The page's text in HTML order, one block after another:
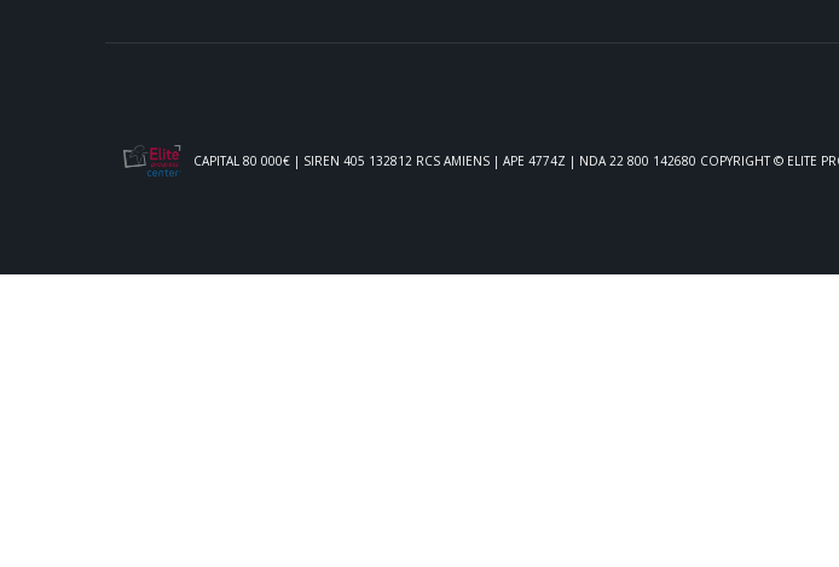
CAPITAL 80 000€ | SIREN 405 132812 RCS AMIENS | APE 4774Z | NDA 22 800 142680 COPYRIGHT © ELITE